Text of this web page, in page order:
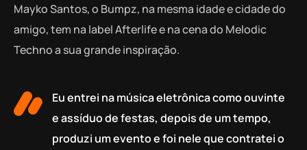
Mayko Santos, o Bumpz, na mesma idade e cidade do
amigo, tem na label Afterlife e na cena do Melodic
Techno a sua grande inspiração.
Eu entrei na música eletrônica como ouvinte
e assíduo de festas, depois de um tempo,
produzi um evento e foi nele que contratei o